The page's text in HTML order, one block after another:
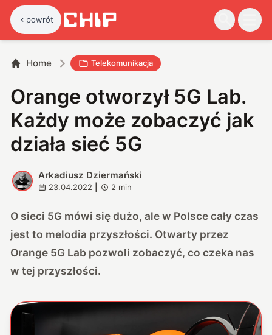
powrót
Home Telekomunikacja
Orange otworzył 5G Lab.
Każdy może zobaczyć jak
działa sieć 5G
A
Arkadiusz Dziermański
23.04.2022 2 min
O sieci 5G mówi się dużo, ale w Polsce cały czas
jest to melodia przyszłości. Otwarty przez
Orange 5G Lab pozwoli zobaczyć, co czeka nas
w tej przyszłości.